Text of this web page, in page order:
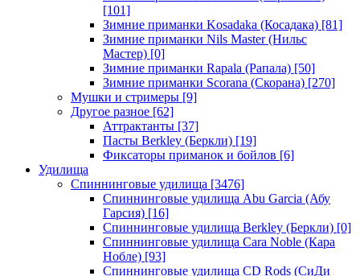
[101]
Зимние приманки Kosadaka (Косадака) [81]
Зимние приманки Nils Master (Нильс
Мастер) [0]
Зимние приманки Rapala (Рапала) [50]
Зимние приманки Scorana (Скорана) [270]
Мушки и стримеры [9]
Другое разное [62]
Аттрактанты [37]
Пасты Berkley (Беркли) [19]
Фиксаторы приманок и бойлов [6]
Удилища
Спиннинговые удилища [3476]
Спиннинговые удилища Abu Garcia (Абу
Гарсия) [16]
Спиннинговые удилища Berkley (Беркли) [0]
Спиннинговые удилища Cara Noble (Кара
Нобле) [93]
Спиннинговые удилища CD Rods (СиДи